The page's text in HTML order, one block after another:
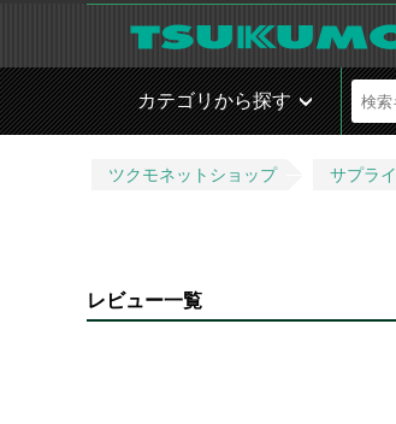
カテゴリから探す
ツクモネットショップ サプライ
レビュー一覧